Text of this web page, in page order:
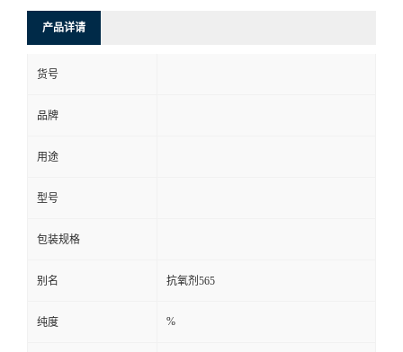
产品详请
货号
品牌
用途
型号
包装规格
别名 抗氧剂565
纯度 %